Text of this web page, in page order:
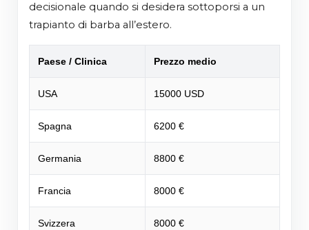
decisionale quando si desidera sottoporsi a un
trapianto di barba all’estero.
Paese / Clinica Prezzo medio
USA 15000 USD
Spagna 6200 €
Germania 8800 €
Francia 8000 €
Svizzera 8000 €